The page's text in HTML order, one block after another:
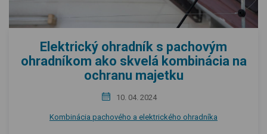
Elektrický ohradník s pachovým
ohradníkom ako skvelá kombinácia na
ochranu majetku
10. 04. 2024
Kombinácia pachového a elektrického ohradníka